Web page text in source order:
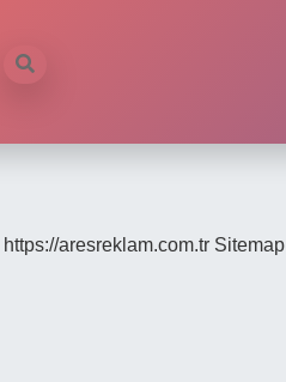
https://aresreklam.com.tr Sitemap